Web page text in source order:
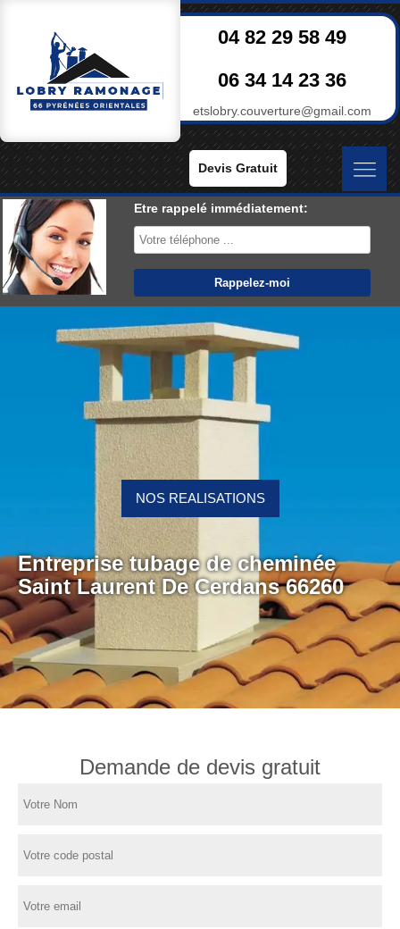
04 82 29 58 49
06 34 14 23 36
etslobry.couverture@gmail.com
Devis Gratuit
Etre rappelé immédiatement:
Entreprise tubage de cheminée
Saint Laurent De Cerdans 66260
NOS REALISATIONS
Demande de devis gratuit